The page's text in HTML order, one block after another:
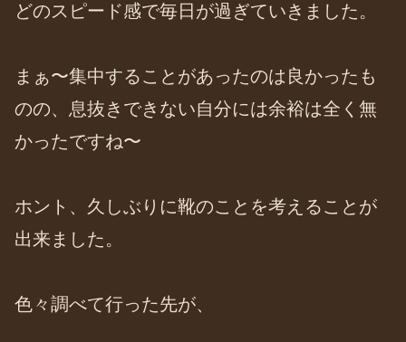
どのスピード感で毎日が過ぎていきました。
まぁ〜集中することがあったのは良かったも
のの、息抜きできない自分には余裕は全く無
かったですね〜
ホント、久しぶりに靴のことを考えることが
出来ました。
色々調べて行った先が、